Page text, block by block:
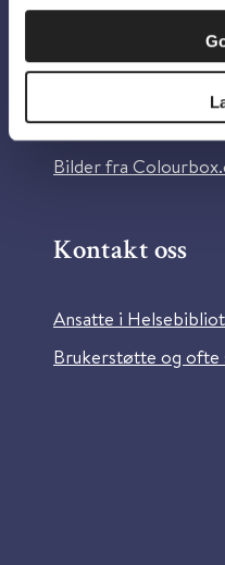
Om Helsebiblioteket
Personvern og
Information in
Bilder fra
Kontakt oss
Ansatte i
Brukerstøtte og ofte